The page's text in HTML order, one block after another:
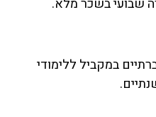
במקביל ללימודי
שבועי בשכר מלא.